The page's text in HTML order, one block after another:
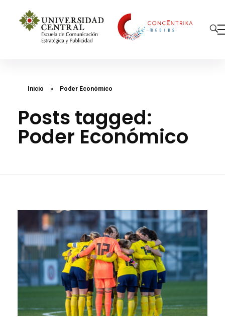
Inicio » Poder Económico
Posts tagged:
Poder Económico